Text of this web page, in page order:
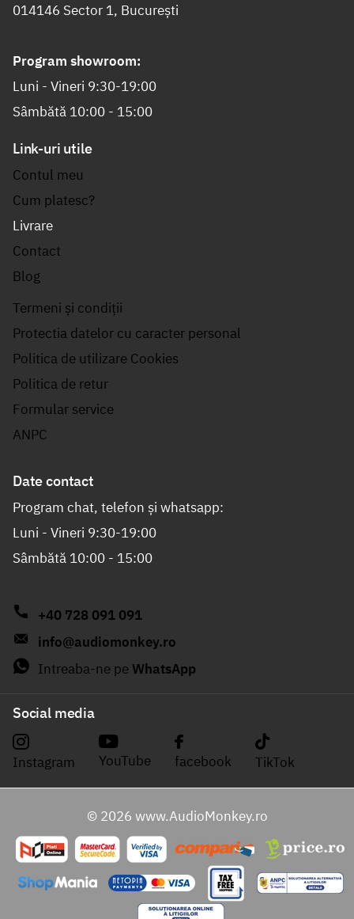
014146 Sector 1, București
Program showroom:
Luni - Vineri 9:30-19:00
Sâmbătă 10:00 - 15:00
Link-uri utile
Contul meu
Cum platesc?
Livrare
Contact
Blog
Termeni și condiții
Protectia datelor cu caracter personal
Politica de utilizare Cookies
Politica de retur
Formular service
ANPC
Date contact
Program chat, telefon și whatsapp:
Luni - Vineri 9:30-19:00
Sâmbătă 10:00 - 15:00
+40 728 091 091
info@audiomonkey.ro
Intreaba-ne pe WhatsApp
Social media
Instagram YouTube facebook TikTok
© 2026 www.AudioMonkey.ro